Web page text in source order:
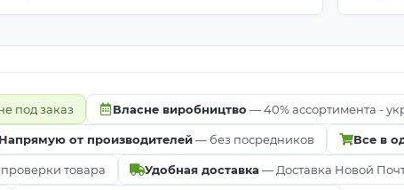
под заказ Власне виробництво — 40% ассортимента -
Напрямую от производителей— без посредников Все в
товара Удобная доставка — Доставка Новой